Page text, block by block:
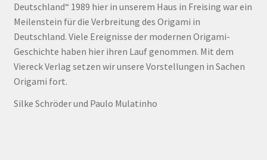
Deutschland“ 1989 hier in unserem Haus in Freising war ein
Meilenstein für die Verbreitung des Origami in
Deutschland. Viele Ereignisse der modernen Origami-
Geschichte haben hier ihren Lauf genommen. Mit dem
Viereck Verlag setzen wir unsere Vorstellungen in Sachen
Origami fort.
Silke Schröder und Paulo Mulatinho